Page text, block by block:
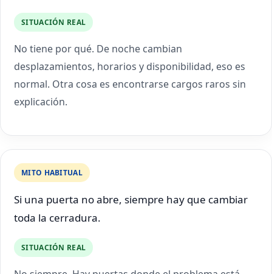
SITUACIÓN REAL
No tiene por qué. De noche cambian
desplazamientos, horarios y disponibilidad, eso es
normal. Otra cosa es encontrarse cargos raros sin
explicación.
MITO HABITUAL
Si una puerta no abre, siempre hay que cambiar
toda la cerradura.
SITUACIÓN REAL